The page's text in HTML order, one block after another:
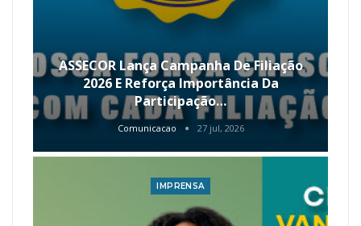
ASSECOR Lança Campanha De Filiação
2026 E Reforça Importância Da
Participação…
Comunicacao 27 jul, 2026
IMPRENSA